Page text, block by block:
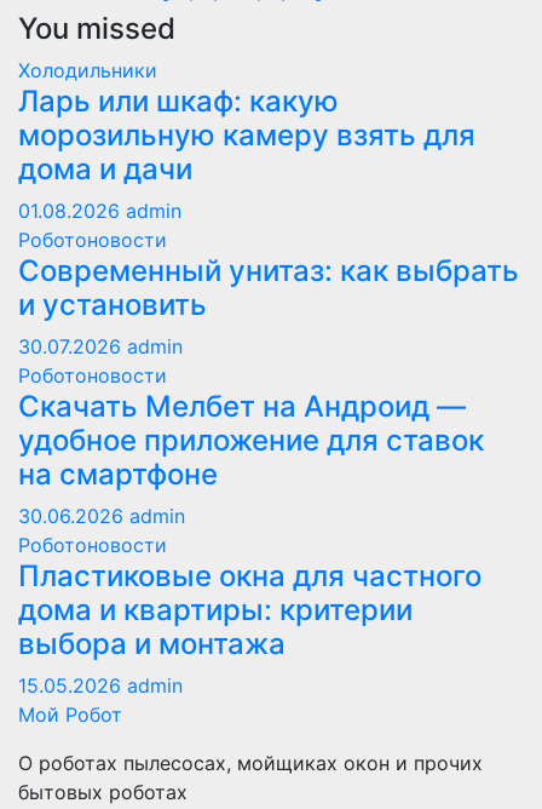
You missed
Холодильники
Ларь или шкаф: какую
морозильную камеру взять для
дома и дачи
01.08.2026 admin
Роботоновости
Современный унитаз: как выбрать
и установить
30.07.2026 admin
Роботоновости
Скачать Мелбет на Андроид —
удобное приложение для ставок
на смартфоне
30.06.2026 admin
Роботоновости
Пластиковые окна для частного
дома и квартиры: критерии
выбора и монтажа
15.05.2026 admin
Мой Робот
О роботах пылесосах, мойщиках окон и прочих
бытовых роботах